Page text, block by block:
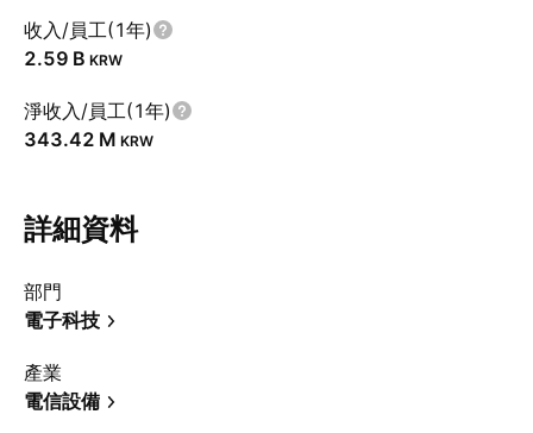
收入/員工(1年)
‪2.59 B‬ KRW
淨收入/員工(1年)
‪343.42 M‬ KRW
詳細資料
部門
電子科技
產業
電信設備